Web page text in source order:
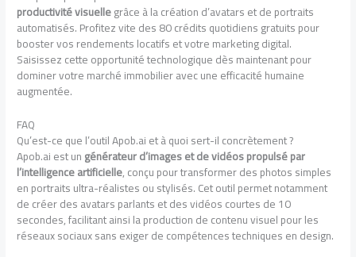
productivité visuellegrâce à la création d’avatars et de portraits
automatisés. Profitez vite des 80 crédits quotidiens gratuits pour
booster vos rendements locatifs et votre marketing digital.
Saisissez cette opportunité technologique dès maintenant pour
dominer votre marché immobilier avec une efficacité humaine
augmentée.
FAQ
Qu’est-ce que l’outil Apob.ai et à quoi sert-il concrètement ?
Apob.ai est ungénérateur d’images et de vidéos propulsé par
l’intelligence artificielle, conçu pour transformer des photos simples
en portraits ultra-réalistes ou stylisés. Cet outil permet notamment
de créer des avatars parlants et des vidéos courtes de 10
secondes, facilitant ainsi la production de contenu visuel pour les
réseaux sociaux sans exiger de compétences techniques en design.